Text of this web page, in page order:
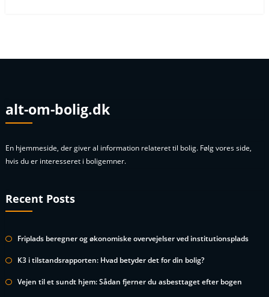
alt-om-bolig.dk
En hjemmeside, der giver al information relateret til bolig. Følg vores side,
hvis du er interesseret i boligemner.
Recent Posts
Friplads beregner og økonomiske overvejelser ved institutionsplads
K3 i tilstandsrapporten: Hvad betyder det for din bolig?
Vejen til et sundt hjem: Sådan fjerner du asbesttaget efter bogen